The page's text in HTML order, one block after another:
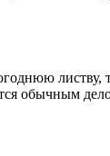
обычным